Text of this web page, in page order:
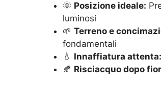
🌞 Posizione ideale:
luminosi
🌱 Terreno e
fondamentali
💧 Innaffiatura attenta:
🍂 Risciacquo dopo